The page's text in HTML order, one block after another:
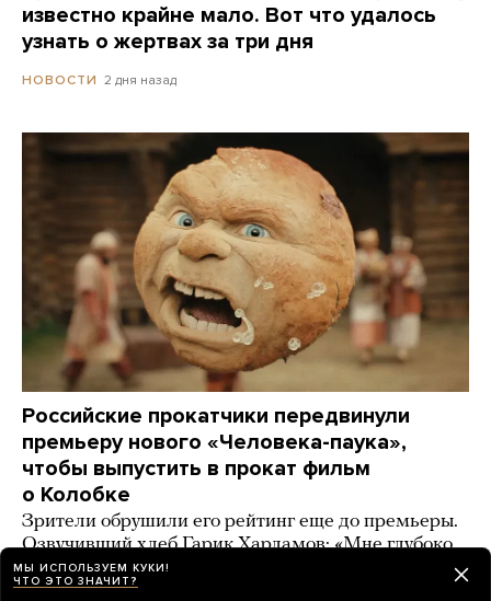
известно крайне мало. Вот что удалось
узнать о жертвах за три дня
НОВОСТИ 2 дня назад
Российские прокатчики передвинули
премьеру нового «Человека-паука»,
чтобы выпустить в прокат фильм
о Колобке
Зрители обрушили его рейтинг еще до премьеры.
Озвучивший хлеб Гарик Харламов: «Мне глубоко
***** на Человека-паука, я Бэтмена люблю!»
МЫ ИСПОЛЬЗУЕМ КУКИ!
ЧТО ЭТО ЗНАЧИТ?